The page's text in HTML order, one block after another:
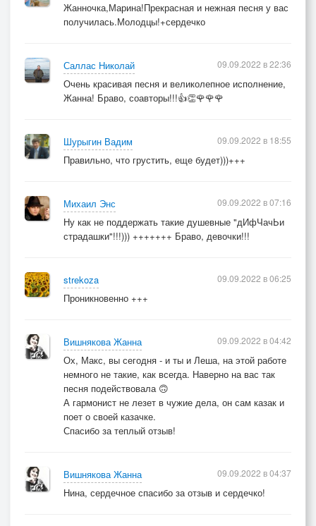
Жанночка,Марина!Прекрасная и нежная песня у вас
получилась.Молодцы!+сердечко
Саллас Николай
Очень красивая песня и великолепное исполнение,
Жанна! Браво, соавторы!!!👍👏🌹🌹🌹
09.09.2022 в 22:36
Шурыгин Вадим
Правильно, что грустить, еще будет)))+++
09.09.2022 в 18:55
Михаил Энс
Ну как не поддержать такие душевные "дИфЧачЬи
страдашки"!!!))) +++++++ Браво, девочки!!!
09.09.2022 в 07:16
strekoza
Проникновенно +++
09.09.2022 в 06:25
Вишнякова Жанна
Ох, Макс, вы сегодня - и ты и Леша, на этой работе
немного не такие, как всегда. Наверно на вас так
песня подействовала 🙃
А гармонист не лезет в чужие дела, он сам казак и
поет о своей казачке.
Спасибо за теплый отзыв!
09.09.2022 в 04:42
Вишнякова Жанна
Нина, сердечное спасибо за отзыв и сердечко!
09.09.2022 в 04:37